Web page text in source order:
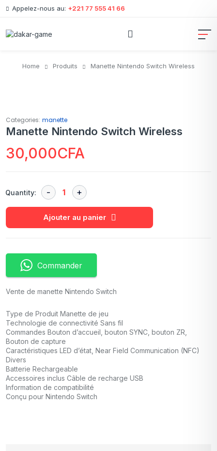
Appelez-nous au: +221 77 555 41 66
Home Produits Manette Nintendo Switch Wireless
Categories: manette
Manette Nintendo Switch Wireless
30,000CFA
Quantity:
Ajouter au panier
Commander
Vente de manette Nintendo Switch
Type de Produit Manette de jeu
Technologie de connectivité Sans fil
Commandes Bouton d’accueil, bouton SYNC, bouton ZR,
Bouton de capture
Caractéristiques LED d’état, Near Field Communication (NFC)
Divers
Batterie Rechargeable
Accessoires inclus Câble de recharge USB
Information de compatibilité
Conçu pour Nintendo Switch